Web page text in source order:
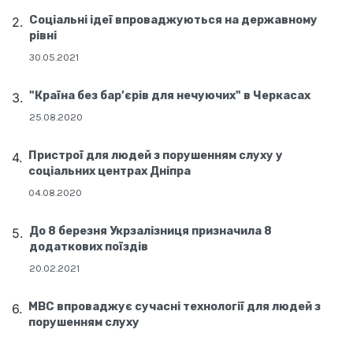
Соціальні ідеї впроваджуються на державному
рівні
30.05.2021
"Країна без бар’єрів для нечуючих" в Черкасах
25.08.2020
Пристрої для людей з порушенням слуху у
соціальних центрах Дніпра
04.08.2020
До 8 березня Укрзалізниця призначила 8
додаткових поїздів
20.02.2021
МВС впроваджує сучасні технології для людей з
порушенням слуху